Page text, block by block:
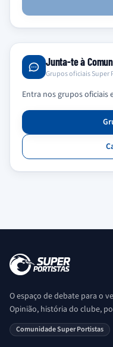
Junta-te à
Grupos oficiais Super
Entra nos grupos oficiais
O espaço de debate para o
Opinião, história do clube,
saber sobre o universo
Comunidade Super Portistas